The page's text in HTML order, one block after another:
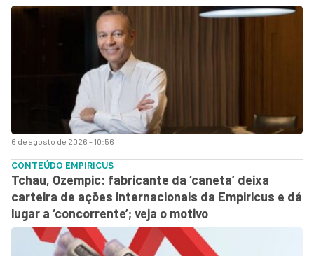
6 de agosto de 2026 - 10:56
CONTEÚDO EMPIRICUS
Tchau, Ozempic: fabricante da ‘caneta’ deixa
carteira de ações internacionais da Empiricus e dá
lugar a ‘concorrente’; veja o motivo